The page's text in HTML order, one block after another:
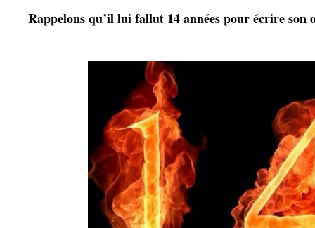
Rappelons qu’il lui fallut 14 années pour écrire son